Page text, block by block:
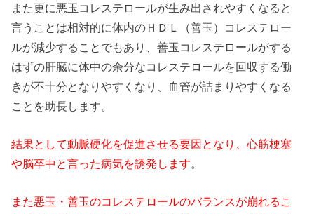
また更に悪玉コレステロールが生み出されやすくなると
言うことは相対的に体内のＨＤＬ（善玉）コレステロー
ルが減少することでもあり、善玉コレステロールがする
はずの肝臓に体中の余分なコレステロールを回収する働
きが不十分となりやすくなり、血管が詰まりやすくなる
ことを助長します。
結果として動脈硬化を促進させる要因となり、心筋梗塞
や脳卒中と言った病気を誘発します。
また悪玉・善玉のコレステロールのバランスが崩れるこ